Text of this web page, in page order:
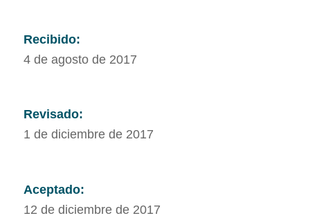
Recibido:
4 de agosto de 2017
Revisado:
1 de diciembre de 2017
Aceptado:
12 de diciembre de 2017